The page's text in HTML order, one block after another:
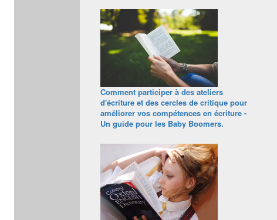
Comment participer à des ateliers
d'écriture et des cercles de critique pour
améliorer vos compétences en écriture -
Un guide pour les Baby Boomers.